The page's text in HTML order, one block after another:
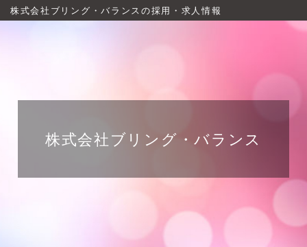
株式会社ブリング・バランスの採用・求人情報
株式会社ブリング・バランス